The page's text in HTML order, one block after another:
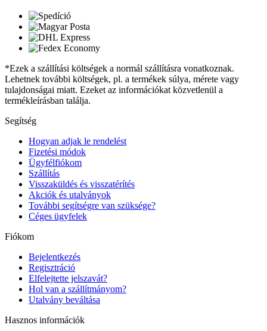
*Ezek a szállítási költségek a normál szállításra vonatkoznak.
Lehetnek további költségek, pl. a termékek súlya, mérete vagy
tulajdonságai miatt. Ezeket az információkat közvetlenül a
termékleírásban találja.
Segítség
Hogyan adjak le rendelést
Fizetési módok
Ügyfélfiókom
Szállítás
Visszaküldés és visszatérítés
Akciók és utalványok
További segítségre van szüksége?
Céges ügyfelek
Fiókom
Bejelentkezés
Regisztráció
Elfelejtette jelszavát?
Hol van a szállítmányom?
Utalvány beváltása
Hasznos információk